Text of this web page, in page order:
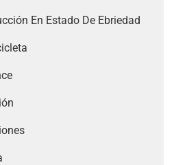
En Estado De Ebriedad